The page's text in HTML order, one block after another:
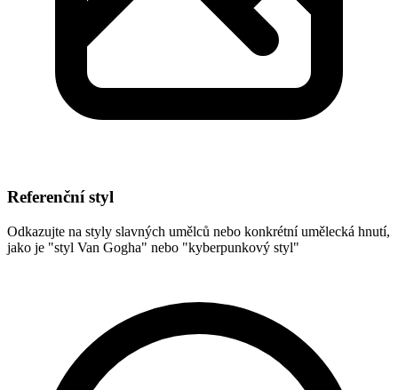
Referenční styl
Odkazujte na styly slavných umělců nebo konkrétní umělecká hnutí,
jako je "styl Van Gogha" nebo "kyberpunkový styl"